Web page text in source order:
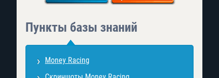
Пункты базы знаний
Money Racing